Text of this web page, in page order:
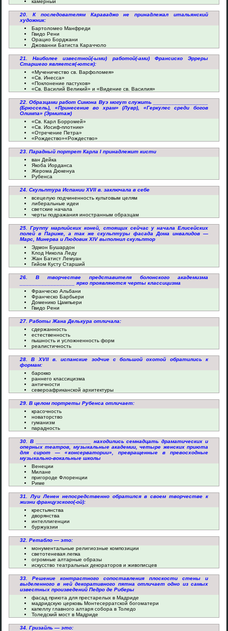
камерный
20. К последователям Караваджо не принадлежал итальянский
художник:
Бартоломео Манфреди
Гвидо Рени
Орацио Борджани
Джованни Батиста Караччоло
21. Наиболее известной(-ыми) работой(-ами) Франсиско Эрреры
Старшего является(-ются):
«Мученичество св. Варфоломея»
«Св. Инесса»
«Поклонение пастухов»
«Св. Василий Великий» и «Видение св. Василия»
22. Образцами работ Симона Вуэ могут служить __________________
(Брюссель), «Принесение во храм» (Лувр), «Геркулес среди богов
Олимпа» (Эрмитаж)
«Св. Карл Борромей»
«Св. Иосиф-плотник»
«Отречение Петра»
«Рождество»«Рождество»
23. Парадный портрет Карла I принадлежит кисти
ван Дейка
Якоба Иорданса
Жерома Дюкенуа
Рубенса
24. Скульптура Испании XVII в. заключала в себе
всецелую подчиненность культовым целям
либеральные идеи
светские начала
черты подражания иностранным образцам
25. Группу марлийских коней, стоящих сейчас у начала Елисейских
полей в Париже, а так же скульптуры фасада Дома инвалидов —
Марс, Минерва и Людовик XIV выполнил скульптор
Эдмон Бушардон
Клод Никола Леду
Жан Батист Лемуан
Гийом Кусту Старший
26. В творчестве представителя болонского академизма
__________________ ярко проявляются черты классицизма
Франческо Альбани
Франческо Барбьери
Доменико Цампьери
Гвидо Рени
27. Работы Жана Делькура отличала:
сдержанность
естественность
пышность и усложненность форм
реалистичность
28. В XVII в. испанские зодчие с большой охотой обратились к
формам:
барокко
раннего классицизма
античности
североафриканской архитектуры
29. В целом портреты Рубенса отличает:
красочность
новаторство
гуманизм
парадность
30. В __________________ находились семнадцать драматических и
оперных театров, музыкальные академии, четыре женских приюта
для сирот — «консерватории», превращенные в превосходные
музыкально-вокальные школы
Венеции
Милане
пригороде Флоренции
Риме
31. Луи Ленен непосредственно обратился в своем творчестве к
жизни французского(-ой):
крестьянства
дворянства
интеллигенции
буржуазии
32. Ретабло — это:
монументальные религиозные композиции
светотеневая лепка
огромные алтарные образы
искусство театральных декораторов и живописцев
33. Решение контрастного сопоставления плоскости стены и
выделенного в ней декоративного пятна отличает одно из самых
известных произведений Педро де Риберы
фасад приюта для престарелых в Мадриде
мадридскую церковь Монтесерратской богоматери
капеллу главного алтаря собора в Толедо
Толедский мост в Мадриде
34. Гризайль — это: